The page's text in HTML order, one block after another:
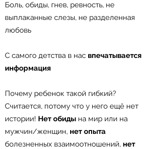
Боль, обиды, гнев, ревность, не
выплаканные слезы, не разделенная
любовь⠀
С самого детства в нас впечатывается
информация⠀
Почему ребенок такой гибкий?
Считается, потому что у него ещё нет
истории! Нет обиды на мир или на
мужчин/женщин, нет опыта
болезненных взаимоотношений, нет